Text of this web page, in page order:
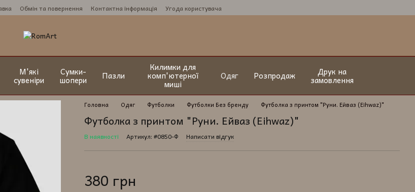
Обмін та повернення Контактна інформація Угода користувача
М'які
сувеніри
Сумки-
шопери Пазли
Килимки для
комп'ютерної
миші
Одяг Розпродаж Друк на
замовлення
Головна Одяг Футболки Футболки Без бренду Футболка з принтом "Руни. Ейваз (Eihwaz)"
Футболка з принтом "Руни. Ейваз (Eihwaz)"
В наявності Артикул: #0850-Ф Написати відгук
380 грн